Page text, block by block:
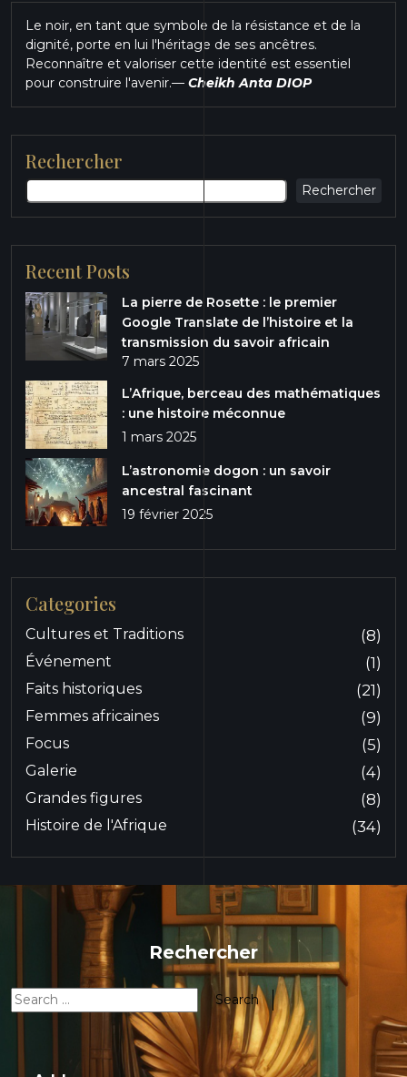
Le noir, en tant que symbole de la résistance et de la
dignité, porte en lui l'héritage de ses ancêtres.
Reconnaître et valoriser cette identité est essentiel
pour construire l'avenir.— Cheikh Anta DIOP
Rechercher
Rechercher
Recent Posts
La pierre de Rosette : le premier
Google Translate de l’histoire et la
transmission du savoir africain
7 mars 2025
L’Afrique, berceau des mathématiques
: une histoire méconnue
1 mars 2025
L’astronomie dogon : un savoir
ancestral fascinant
19 février 2025
Categories
Cultures et Traditions (8)
Événement (1)
Faits historiques (21)
Femmes africaines (9)
Focus (5)
Galerie (4)
Grandes figures (8)
Histoire de l'Afrique (34)
Rechercher